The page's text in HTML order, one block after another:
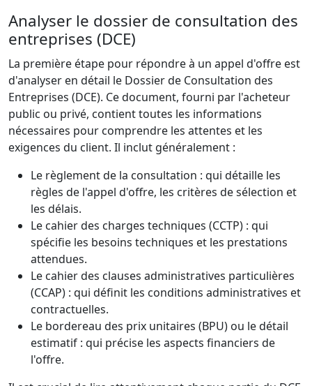
Analyser le dossier de consultation des
entreprises (DCE)
La première étape pour répondre à un appel d'offre est
d'analyser en détail le Dossier de Consultation des
Entreprises (DCE). Ce document, fourni par l'acheteur
public ou privé, contient toutes les informations
nécessaires pour comprendre les attentes et les
exigences du client. Il inclut généralement :
Le règlement de la consultation : qui détaille les
règles de l'appel d'offre, les critères de sélection et
les délais.
Le cahier des charges techniques (CCTP) : qui
spécifie les besoins techniques et les prestations
attendues.
Le cahier des clauses administratives particulières
(CCAP) : qui définit les conditions administratives et
contractuelles.
Le bordereau des prix unitaires (BPU) ou le détail
estimatif : qui précise les aspects financiers de
l'offre.